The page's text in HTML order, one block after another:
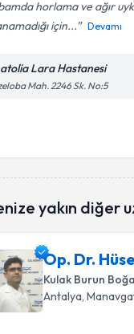
horlama ve ağır
için...
Devamı
Lara Hastanesi
Mah. 2246 Sk. No:5
yakın diğer
Op. Dr.
Kulak Burun
Antalya,